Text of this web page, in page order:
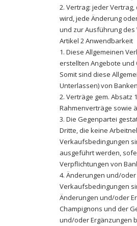
2. Vertrag: jeder
wird, jede Änderung
und zur Ausführung des
Artikel 2 Anwendbarkeit
1. Diese Allgemeinen
erstellten Angebote und
Somit sind diese
Unterlassen) von
2. Verträge gem. Absatz
Rahmenverträge sowie
3. Die Gegenpartei
Dritte, die keine
Verkaufsbedingungen
ausgeführt werden,
Verpflichtungen von
4. Änderungen und/
Verkaufsbedingungen
Änderungen und/oder
Champignons und der
und/oder Ergänzungen